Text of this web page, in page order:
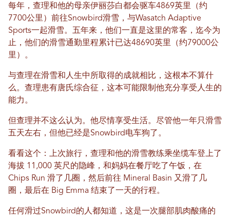
每年，查理和他的母亲伊丽莎白都会驱车4869英里（约
7700公里）前往Snowbird滑雪，与Wasatch Adaptive
Sports一起滑雪。五年来，他们一直是这里的常客，迄今为
止，他们的滑雪通勤里程累计已达48690英里（约79000公
里）。
与查理在滑雪和人生中所取得的成就相比，这根本不算什
么。查理患有唐氏综合征，这本可能限制他充分享受人生的
能力。
但查理并不这么认为。他尽情享受生活。尽管他一年只滑雪
五天左右，但他已经是Snowbird电车狗了。
看看这个：上次旅行，查理和他的滑雪教练乘坐缆车登上了
海拔 11,000 英尺的隐峰，和妈妈在餐厅吃了午饭，在
Chips Run 滑了几圈，然后前往 Mineral Basin 又滑了几
圈，最后在 Big Emma 结束了一天的行程。
任何滑过Snowbird的人都知道，这是一次腿部肌肉酸痛的